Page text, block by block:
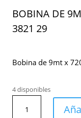
BOBINA DE
3821 29
Bobina de 9mt x
4 disponibles